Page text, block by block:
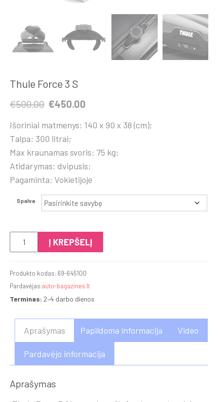
Thule Force 3 S
€500.00 Original
was:
€500.00.
€450.00
is:
Išoriniai matmenys: 140 x 90 x 38 (cm);
Talpa: 300 litrai;
Max kraunamas svoris: 75 kg;
Atidarymas: dvipusis;
Pagaminta: Vokietijoje
Spalva
produkto
kiekis:
Force
3
S
Į KREPŠELĮ
Produkto kodas: 69-645100
Pardavėjas:auto-bagazines.lt
Terminas: 2–4 darbo dienos
Aprašymas Papildoma informacija Video
Pardavėjo informacija
Aprašymas